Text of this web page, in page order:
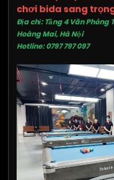
chơi bida sang
Địa chỉ: Tầng 4 Văn Phòng
Hoàng Mai, Hà Nội
Hotline: 0797 797 097